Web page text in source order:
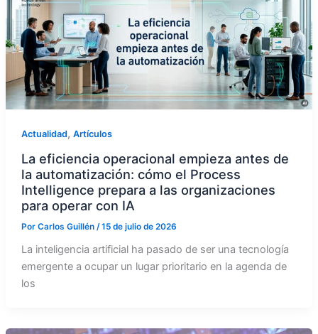
Actualidad, Artículos
La eficiencia operacional empieza antes de
la automatización: cómo el Process
Intelligence prepara a las organizaciones
para operar con IA
Por Carlos Guillén /15 de julio de 2026
La inteligencia artificial ha pasado de ser una tecnología
emergente a ocupar un lugar prioritario en la agenda de
los